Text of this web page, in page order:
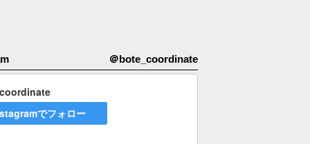
＠bote_coordinate
でフォロー